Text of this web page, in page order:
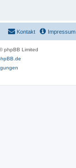
Impressum
Kontakt
phpBB Limited